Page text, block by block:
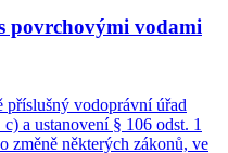
povrchovými vodami
příslušný vodoprávní úřad
a ustanovení § 106 odst. 1
změně některých zákonů, ve